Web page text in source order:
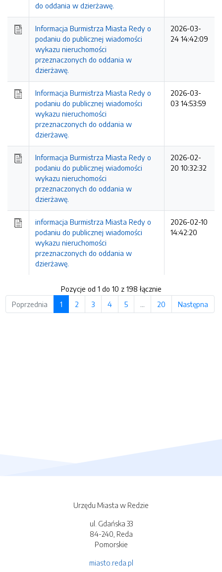
do oddania w dzierżawę.
Informacja Burmistrza Miasta Redy o
podaniu do publicznej wiadomości
wykazu nieruchomości
przeznaczonych do oddania w
dzierżawę.
2026-03-
24 14:42:09
Informacja Burmistrza Miasta Redy o
podaniu do publicznej wiadomości
wykazu nieruchomości
przeznaczonych do oddania w
dzierżawę.
2026-03-
03 14:53:59
Informacja Burmistrza Miasta Redy o
podaniu do publicznej wiadomości
wykazu nieruchomości
przeznaczonych do oddania w
dzierżawę.
2026-02-
20 10:32:32
informacja Burmistrza Miasta Redy o
podaniu do publicznej wiadomości
wykazu nieruchomości
przeznaczonych do oddania w
dzierżawę.
2026-02-10
14:42:20
Pozycje od 1 do 10 z 198 łącznie
Poprzednia
1 2 3 4 5 … 20 Następna
Urzędu Miasta w Redzie
ul. Gdańska 33
84-240, Reda
Pomorskie
miasto.reda.pl